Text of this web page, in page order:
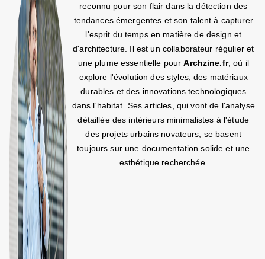
reconnu pour son flair dans la détection des
tendances émergentes et son talent à capturer
l'esprit du temps en matière de design et
d'architecture. Il est un collaborateur régulier et
une plume essentielle pourArchzine.fr, où il
explore l'évolution des styles, des matériaux
durables et des innovations technologiques
dans l'habitat. Ses articles, qui vont de l'analyse
détaillée des intérieurs minimalistes à l'étude
des projets urbains novateurs, se basent
toujours sur une documentation solide et une
esthétique recherchée.